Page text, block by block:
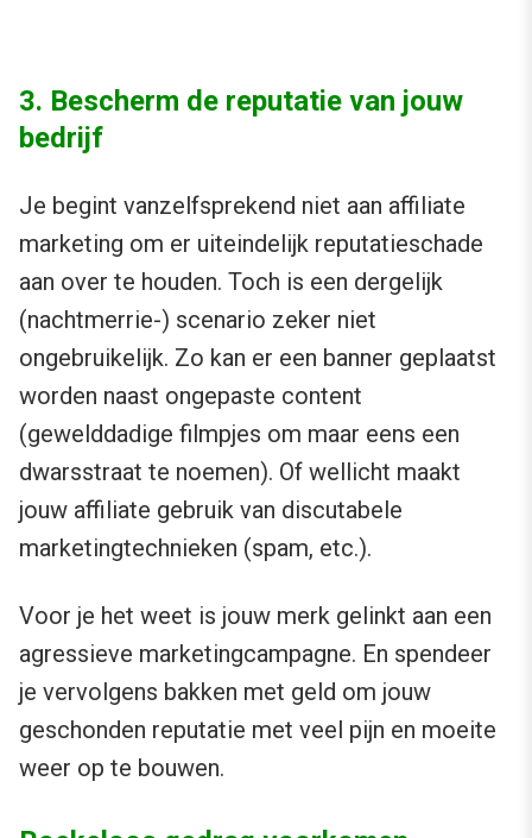
3. Bescherm de reputatie van jouw
bedrijf
Je begint vanzelfsprekend niet aan affiliate
marketing om er uiteindelijk reputatieschade
aan over te houden. Toch is een dergelijk
(nachtmerrie-) scenario zeker niet
ongebruikelijk. Zo kan er een banner geplaatst
worden naast ongepaste content
(gewelddadige filmpjes om maar eens een
dwarsstraat te noemen). Of wellicht maakt
jouw affiliate gebruik van discutabele
marketingtechnieken (spam, etc.).
Voor je het weet is jouw merk gelinkt aan een
agressieve marketingcampagne. En spendeer
je vervolgens bakken met geld om jouw
geschonden reputatie met veel pijn en moeite
weer op te bouwen.